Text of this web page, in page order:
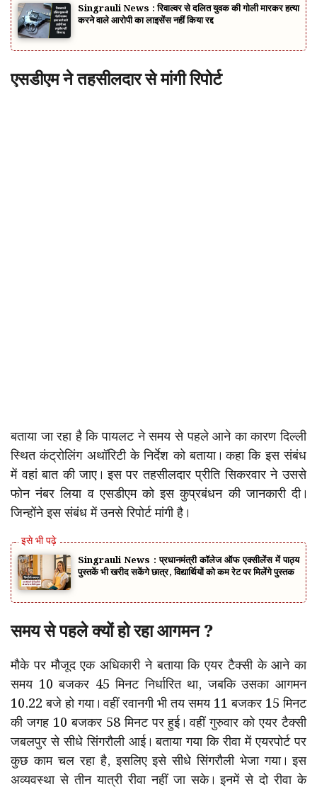
Singrauli News : रिवाल्वर से दलित युवक की गोली मारकर हत्या
करने वाले आरोपी का लाइसेंस नहीं किया रद्द
एसडीएम ने तहसीलदार से मांगी रिपोर्ट
बताया जा रहा है कि पायलट ने समय से पहले आने का कारण दिल्ली
स्थित कंट्रोलिंग अथॉरिटी के निर्देश को बताया। कहा कि इस संबंध
में वहां बात की जाए। इस पर तहसीलदार प्रीति सिकरवार ने उससे
फोन नंबर लिया व एसडीएम को इस कुप्रबंधन की जानकारी दी।
जिन्होंने इस संबंध में उनसे रिपोर्ट मांगी है।
Singrauli News : प्रधानमंत्री कॉलेज ऑफ एक्सीलेंस में पाठ्य
पुस्तकें भी खरीद सकेंगे छात्र, विद्यार्थियों को कम रेट पर मिलेंगे पुस्तक
समय से पहले क्यों हो रहा आगमन ?
मौके पर मौजूद एक अधिकारी ने बताया कि एयर टैक्सी के आने का
समय 10 बजकर 45 मिनट निर्धारित था, जबकि उसका आगमन
10.22 बजे हो गया। वहीं रवानगी भी तय समय 11 बजकर 15 मिनट
की जगह 10 बजकर 58 मिनट पर हुई। वहीं गुरुवार को एयर टैक्सी
जबलपुर से सीधे सिंगरौली आई। बताया गया कि रीवा में एयरपोर्ट पर
कुछ काम चल रहा है, इसलिए इसे सीधे सिंगरौली भेजा गया। इस
अव्यवस्था से तीन यात्री रीवा नहीं जा सके। इनमें से दो रीवा के